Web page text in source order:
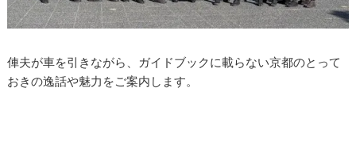
俥夫が車を引きながら、ガイドブックに載らない京都のとって
おきの逸話や魅力をご案内します。